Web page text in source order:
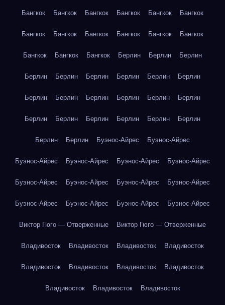
Бангкок Бангкок Бангкок Бангкок Бангкок Бангкок
Бангкок Бангкок Бангкок Бангкок Бангкок Бангкок
Бангкок Бангкок Бангкок Берлин Берлин Берлин
Берлин Берлин Берлин Берлин Берлин Берлин
Берлин Берлин Берлин Берлин Берлин Берлин
Берлин Берлин Берлин Берлин Берлин Берлин
Берлин Берлин Буэнос-Айрес Буэнос-Айрес
Буэнос-Айрес Буэнос-Айрес Буэнос-Айрес Буэнос-Айрес
Буэнос-Айрес Буэнос-Айрес Буэнос-Айрес Буэнос-Айрес
Буэнос-Айрес Буэнос-Айрес Буэнос-Айрес Буэнос-Айрес
Виктор Гюго — Отверженные Виктор Гюго — Отверженные
Владивосток Владивосток Владивосток Владивосток
Владивосток Владивосток Владивосток Владивосток
Владивосток Владивосток Владивосток